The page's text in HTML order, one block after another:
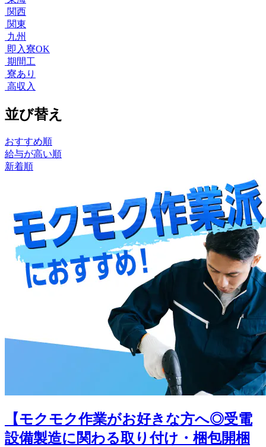
関西
関東
九州
即入寮OK
期間工
寮あり
高収入
並び替え
おすすめ順
給与が高い順
新着順
【モクモク作業がお好きな方へ◎受電
設備製造に関わる取り付け・梱包開梱